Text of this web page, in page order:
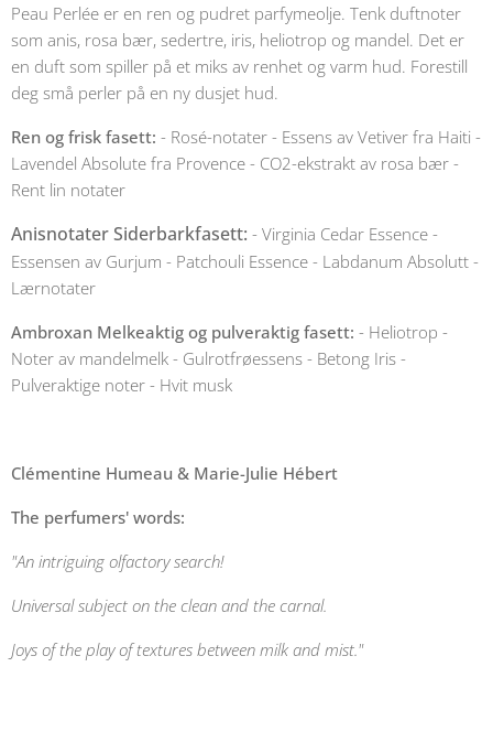
Peau Perlée er en ren og pudret parfymeolje. Tenk duftnoter
som anis, rosa bær, sedertre, iris, heliotrop og mandel. Det er
en duft som spiller på et miks av renhet og varm hud. Forestill
deg små perler på en ny dusjet hud.
Ren og frisk fasett: - Rosé-notater - Essens av Vetiver fra Haiti -
Lavendel Absolute fra Provence - CO2-ekstrakt av rosa bær -
Rent lin notater
Anisnotater Siderbarkfasett: - Virginia Cedar Essence -
Essensen av Gurjum - Patchouli Essence - Labdanum Absolutt -
Lærnotater
Ambroxan Melkeaktig og pulveraktig fasett: - Heliotrop -
Noter av mandelmelk - Gulrotfrøessens - Betong Iris -
Pulveraktige noter - Hvit musk
Clémentine Humeau & Marie-Julie Hébert
The perfumers' words:
"An intriguing olfactory search!
Universal subject on the clean and the carnal.
Joys of the play of textures between milk and mist."